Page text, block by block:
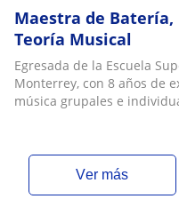
Maestra de Batería,
Teoría Musical
Egresada de la Escuela
Monterrey, con 8 años de
música grupales e
ver más